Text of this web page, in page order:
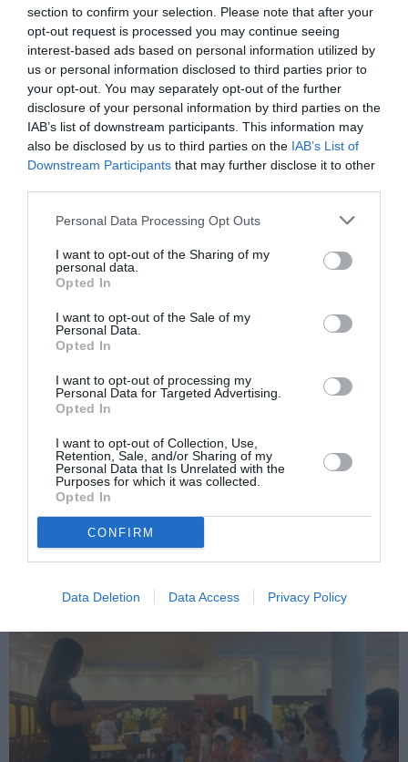
section to confirm your selection. Please note that after your
opt-out request is processed you may continue seeing
interest-based ads based on personal information utilized by
us or personal information disclosed to third parties prior to
your opt-out. You may separately opt-out of the further
disclosure of your personal information by third parties on the
IAB’s list of downstream participants. This information may
also be disclosed by us to third parties on the IAB’s List of
Downstream Participants that may further disclose it to other
Personal Data Processing Opt Outs
I want to opt-out of the Sharing of my
personal data.
Opted In
I want to opt-out of the Sale of my
Personal Data.
Opted In
I want to opt-out of processing my
Personal Data for Targeted Advertising.
Opted In
I want to opt-out of Collection, Use,
Retention, Sale, and/or Sharing of my
Personal Data that Is Unrelated with the
Purposes for which it was collected.
Opted In
CONFIRM
Data Deletion Data Access Privacy Policy
more
Articolul anterior
Echipa de traficanți standard: doi albanezi
și-o româncă
Următorul articol
Leonard Miron, fostul prezentator de la
TVR, a dobândit cetăţenia britanică
AȚI PUTEA DORI DE
ASEMENEA
ITALIA
Concursul Miss Badante 2026: informații
despre înscrieri și participare